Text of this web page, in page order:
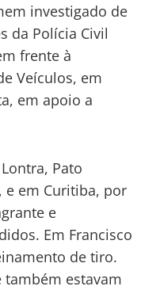
investigado de
da Polícia Civil
frente à
Veículos, em
em apoio a
Pato
e em Curitiba, por
e
Em Francisco
de tiro.
também estavam